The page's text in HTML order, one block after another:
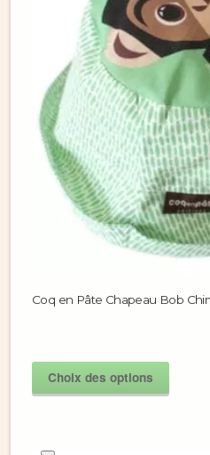
Coq en Pâte Chapeau Bob
Choix des options